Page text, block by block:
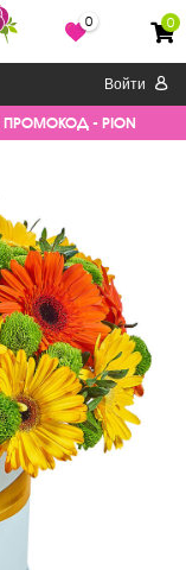
0 0
Войти
ПРОМОКОД - PION